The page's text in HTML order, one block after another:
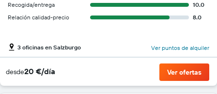
Recogida/entrega
10.0
Relación calidad-precio
8.0
3 oficinas en Salzburgo Ver puntos de alquiler
desde20 €/día Ver ofertas